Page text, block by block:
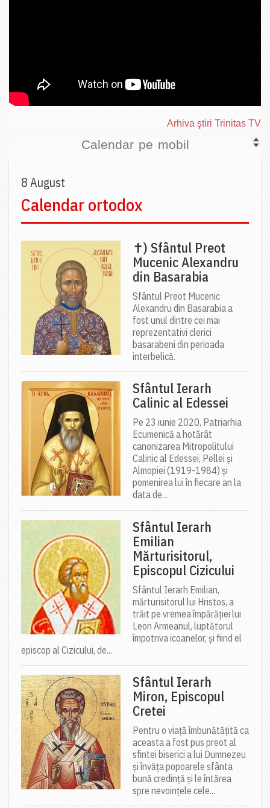
Arhiva ştiri Trinitas TV
Calendar pe mobil
8 August
Calendar ortodox
✝) Sfântul Preot
Mucenic Alexandru
din Basarabia
Sfântul Preot Mucenic
Alexandru din Basarabia a
fost unul dintre cei mai
reprezentativi clerici
basarabeni din perioada
interbelică.
Sfântul Ierarh
Calinic al Edessei
Pe 23 iunie 2020, Patriarhia
Ecumenică a hotărât
canonizarea Mitropolitului
Calinic al Edessei, Pellei și
Almopiei (1919-1984) și
pomenirea lui în fiecare an la
data de...
Sfântul Ierarh
Emilian
Mărturisitorul,
Episcopul Cizicului
Sfântul Ierarh Emilian,
mărturisitorul lui Hristos, a
trăit pe vremea împărăției lui
Leon Armeanul, luptătorul
împotriva icoanelor, și fiind el
episcop al Cizicului, de...
Sfântul Ierarh
Miron, Episcopul
Cretei
Pentru o viață îmbunătățită ca
aceasta a fost pus preot al
sfintei biserici a lui Dumnezeu
și învăța popoarele sfânta
bună credință și le întărea
spre nevoințele cele...